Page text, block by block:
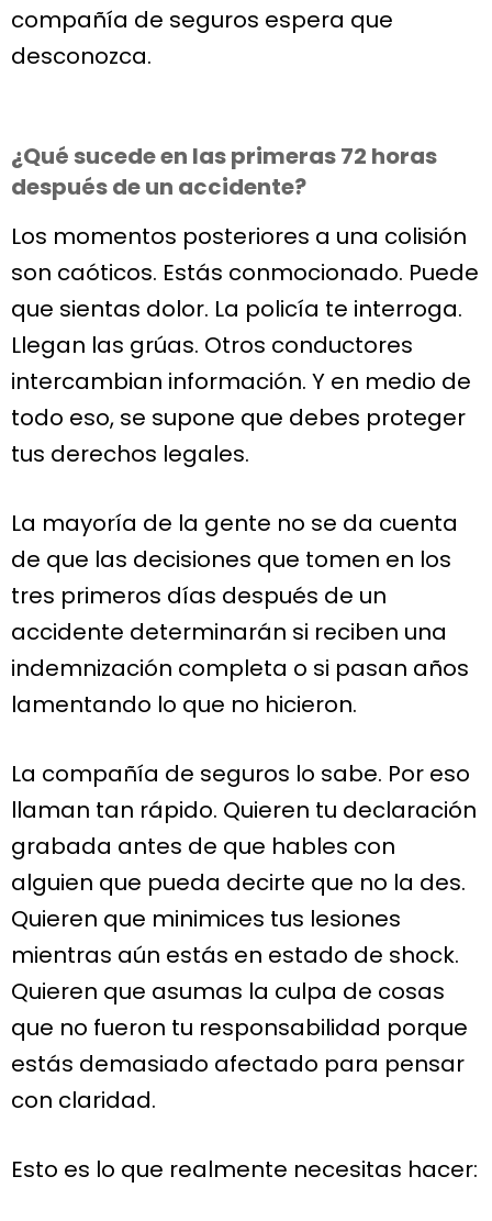
compañía de seguros espera que
desconozca.
¿Qué sucede en las primeras 72 horas
después de un accidente?
Los momentos posteriores a una colisión
son caóticos. Estás conmocionado. Puede
que sientas dolor. La policía te interroga.
Llegan las grúas. Otros conductores
intercambian información. Y en medio de
todo eso, se supone que debes proteger
tus derechos legales.
La mayoría de la gente no se da cuenta
de que las decisiones que tomen en los
tres primeros días después de un
accidente determinarán si reciben una
indemnización completa o si pasan años
lamentando lo que no hicieron.
La compañía de seguros lo sabe. Por eso
llaman tan rápido. Quieren tu declaración
grabada antes de que hables con
alguien que pueda decirte que no la des.
Quieren que minimices tus lesiones
mientras aún estás en estado de shock.
Quieren que asumas la culpa de cosas
que no fueron tu responsabilidad porque
estás demasiado afectado para pensar
con claridad.
Esto es lo que realmente necesitas hacer: